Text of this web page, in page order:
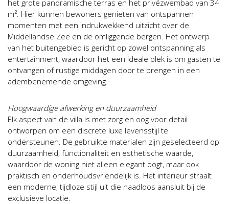
het grote panoramische terras en het privézwembad van 34
m². Hier kunnen bewoners genieten van ontspannen
momenten met een indrukwekkend uitzicht over de
Middellandse Zee en de omliggende bergen. Het ontwerp
van het buitengebied is gericht op zowel ontspanning als
entertainment, waardoor het een ideale plek is om gasten te
ontvangen of rustige middagen door te brengen in een
adembenemende omgeving.
Hoogwaardige afwerking en duurzaamheid
Elk aspect van de villa is met zorg en oog voor detail
ontworpen om een discrete luxe levensstijl te
ondersteunen. De gebruikte materialen zijn geselecteerd op
duurzaamheid, functionaliteit en esthetische waarde,
waardoor de woning niet alleen elegant oogt, maar ook
praktisch en onderhoudsvriendelijk is. Het interieur straalt
een moderne, tijdloze stijl uit die naadloos aansluit bij de
exclusieve locatie.